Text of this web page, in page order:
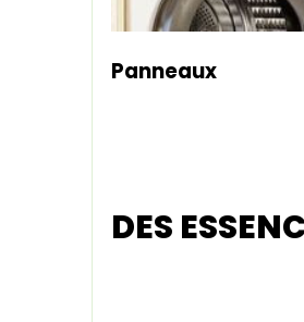
Panneaux
DES